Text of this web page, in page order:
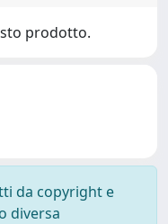
prodotto.
da copyright e
diversa